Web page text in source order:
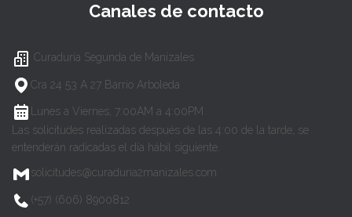
Canales de contacto
Curaduría Segunda de Manizales
Cra 24 53 A 27 Barrio Arboleda
Lunes a Viernes, 7:00AM a 4:00PM
Las solicitudes realizadas después de las 4:00 de la tarde, se
entenderán radicadas el día hábil siguiente.
solicitudes@curaduria2manizales.com
(+57) (606) 8900812